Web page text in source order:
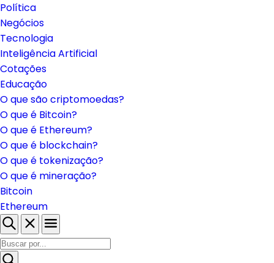
Política
Negócios
Tecnologia
Inteligência Artificial
Cotações
Educação
O que são criptomoedas?
O que é Bitcoin?
O que é Ethereum?
O que é blockchain?
O que é tokenização?
O que é mineração?
Bitcoin
Ethereum